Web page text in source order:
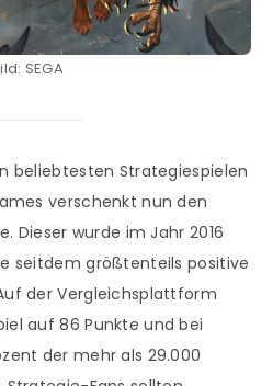
SEGA
beliebtesten Strategiespielen
verschenkt nun den
Dieser wurde im Jahr 2016
seitdem größtenteils positive
der Vergleichsplattform
auf 86 Punkte und bei
der mehr als 29.000